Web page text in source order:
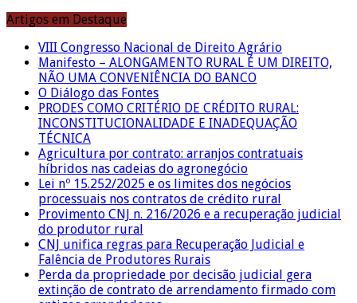
Artigos em Destaque
VIII Congresso Nacional de Direito Agrário
Manifesto – ALONGAMENTO RURAL É UM DIREITO,
NÃO UMA CONVENIÊNCIA DO BANCO
O Diálogo das Fontes
PRODES COMO CRITÉRIO DE CRÉDITO RURAL:
INCONSTITUCIONALIDADE E INADEQUAÇÃO
TÉCNICA
Agricultura por contrato: arranjos contratuais
híbridos nas cadeias do agronegócio
Lei nº 15.252/2025 e os limites dos negócios
processuais nos contratos de crédito rural
Provimento CNJ n. 216/2026 e a recuperação judicial
do produtor rural
CNJ unifica regras para Recuperação Judicial e
Falência de Produtores Rurais
Perda da propriedade por decisão judicial gera
extinção de contrato de arrendamento firmado com